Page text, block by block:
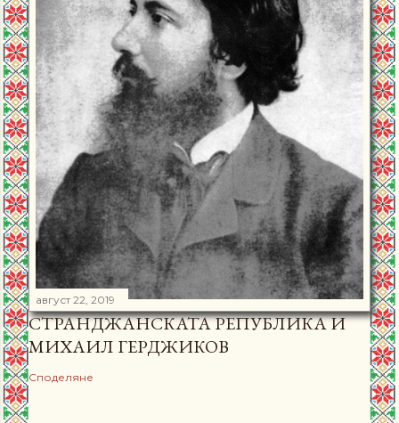
август 22, 2019
СТРАНДЖАНСКАТА РЕПУБЛИКА И
МИХАИЛ ГЕРДЖИКОВ
Споделяне